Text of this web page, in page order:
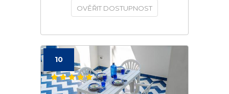
OVĚŘIT DOSTUPNOST
10